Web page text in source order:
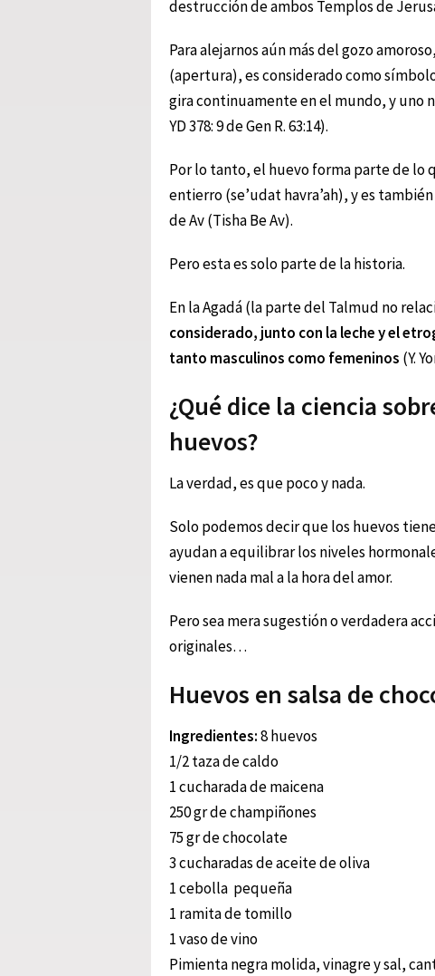
destrucción de ambos Templos de
Para alejarnos aún más del gozo
(apertura), es considerado como
gira continuamente en el mundo, y uno
YD 378: 9 de Gen R. 63:14).
Por lo tanto, el huevo forma parte de lo
entierro (se’udat havra’ah), y es
de Av (Tisha Be Av).
Pero esta es solo parte de la historia.
En la Agadá (la parte del Talmud no
considerado, junto con la leche y el
tanto masculinos como femeninos (Y.
¿Qué dice la ciencia
huevos?
La verdad, es que poco y nada.
Solo podemos decir que los huevos
ayudan a equilibrar los niveles
vienen nada mal a la hora del amor.
Pero sea mera sugestión o verdadera
originales…
Huevos en salsa de
Ingredientes:8 huevos
1/2 taza de caldo
1 cucharada de maicena
250 gr de champiñones
75 gr de chocolate
3 cucharadas de aceite de oliva
1 cebolla pequeña
1 ramita de tomillo
1 vaso de vino
Pimienta negra molida, vinagre y sal,